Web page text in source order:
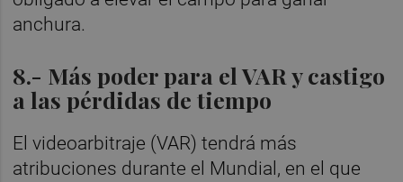
anchura.
8.- Más poder para el VAR y castigo
a las pérdidas de tiempo
El videoarbitraje (VAR) tendrá más
atribuciones durante el Mundial, en el que